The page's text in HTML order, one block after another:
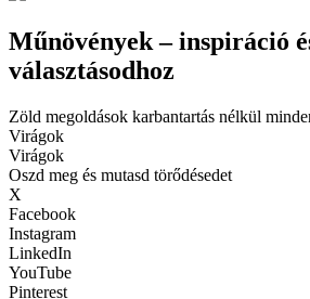
Műnövények – inspiráció
választásodhoz
Zöld megoldások karbantartás nélkül
Virágok
Virágok
Oszd meg és mutasd törődésedet
X
Facebook
Instagram
LinkedIn
YouTube
Pinterest